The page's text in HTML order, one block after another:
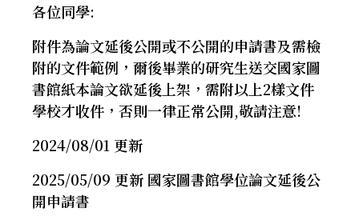
各位同學:
附件為論文延後公開或不公開的申請書及需檢
附的文件範例，爾後畢業的研究生送交國家圖
書館紙本論文欲延後上架，需附以上2樣文件
學校才收件，否則一律正常公開,敬請注意!
2024/08/01 更新
2025/05/09 更新 國家圖書館學位論文延後公
開申請書